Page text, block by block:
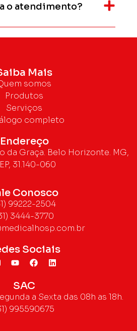
o atendimento?
Mais
somos
Produtos
Serviços
completo
Endereço
da Graça. Belo Horizonte. MG,
31.140-060
Conosco
99222-2504
3444-3770
Sociais
SAC
a Sexta das 08h as 18h.
995590675